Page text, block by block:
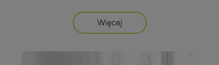
Więcej